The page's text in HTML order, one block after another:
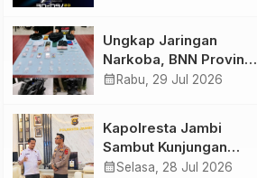
Ungkap Jaringan
Narkoba, BNN Provinsi
Jambi dan Bea Cukai
Butir Ekstasi dan 146
Gram Sabu
calendar_month Rabu, 29 Jul 2026
Kapolresta Jambi
Sambut Kunjungan
Ketua dan Pengurus
calendar_monthSelasa, 28 Jul 2026